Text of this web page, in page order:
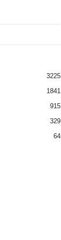
3225
1841
915
329
64